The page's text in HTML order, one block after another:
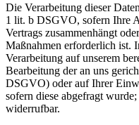
Die Verarbeitung dieser
1 lit. b DSGVO, sofern Ihre
Vertrags zusammenhängt
Maßnahmen erforderlich ist.
Verarbeitung auf unserem
Bearbeitung der an uns
DSGVO) oder auf Ihrer
sofern diese abgefragt
widerrufbar.